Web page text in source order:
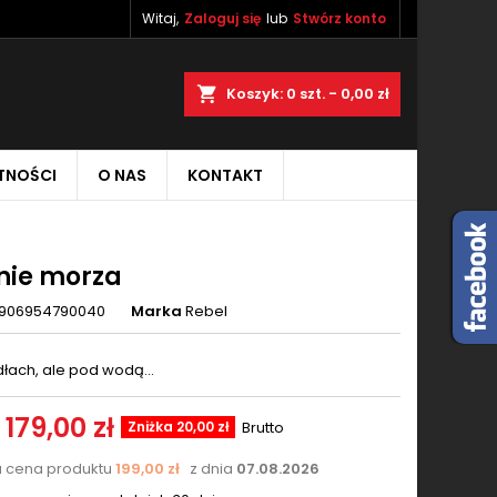
Witaj, Zaloguj się lub Stwórz konto
Koszyk 0 szt. - 0,00 zł
O NAS KONTAKT
morza
Marka Rebel
ale pod wodą...
179,00 zł Zniżka 20,00 zł
Brutto
cena produktu 199,00 zł z dnia 07.08.2026